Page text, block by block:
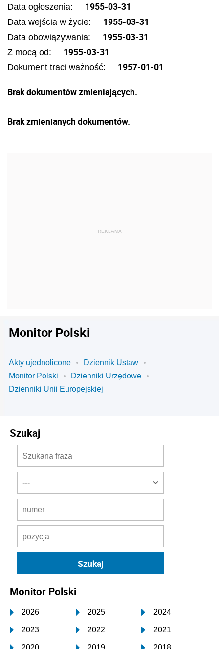
Data ogłoszenia: 1955-03-31
Data wejścia w życie: 1955-03-31
Data obowiązywania: 1955-03-31
Z mocą od: 1955-03-31
Dokument traci ważność: 1957-01-01
Brak dokumentów zmieniających.
Brak zmienianych dokumentów.
Monitor Polski
Akty ujednolicone
Dziennik Ustaw
Monitor Polski
Dzienniki Urzędowe
Dzienniki Unii Europejskiej
Szukaj
Monitor Polski
2026 2025 2024
2023 2022 2021
2020 2019 2018